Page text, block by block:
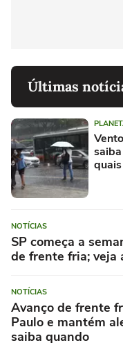
Últimas
NOTÍCIAS
SP começa a
de frente fria; veja
NOTÍCIAS
Avanço de frente
Paulo e mantém
saiba quando